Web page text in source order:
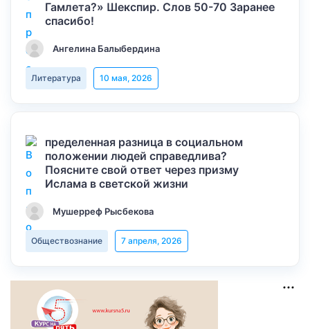
Гамлета?» Шекспир. Слов 50-70 Заранее
спасибо!
Ангелина Балыбердина
Литература 10 мая, 2026
пределенная разница в социальном
положении людей справедлива?
Поясните свой ответ через призму
Ислама в светской жизни
Мушерреф Рысбекова
Обществознание 7 апреля, 2026